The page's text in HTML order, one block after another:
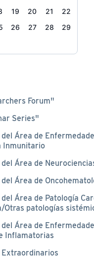
19 20 21
22
26 27 28
29
Forum"
Series"
Área de
Inmunitario
Área de
Área de
Área de Patología
Otras patologías
Área de
Inflamatorias